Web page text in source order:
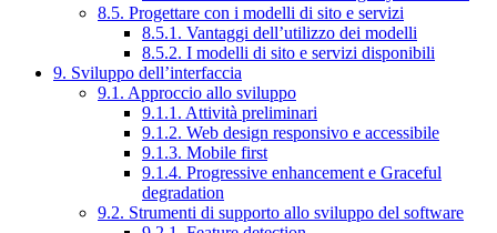
8.5. Progettare con i modelli di sito e servizi
8.5.1. Vantaggi dell’utilizzo dei modelli
8.5.2. I modelli di sito e servizi disponibili
9. Sviluppo dell’interfaccia
9.1. Approccio allo sviluppo
9.1.1. Attività preliminari
9.1.2. Web design responsivo e accessibile
9.1.3. Mobile first
9.1.4. Progressive enhancement e Graceful
degradation
9.2. Strumenti di supporto allo sviluppo del software